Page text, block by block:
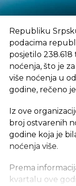
Republiku
podacima
posjetilo
noćenja, što je
više noćenja u
godine, rečeno
Iz ove
broj ostvarenih
godine koja je
noćenja više.
Prema
kvartalu ove